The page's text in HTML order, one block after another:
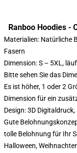
Ranboo Hoodies -
Materialien: Natürliche
Fasern
Dimension: S – 5XL,
Bitte sehen Sie das
Es ist höher, 1 oder 2
Dimension für ein
Design: 3D
Gute
tolle Belohnung für Ihr
Halloween,